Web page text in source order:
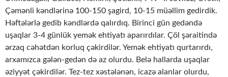
Çəmənli kəndlərinə 100-150 şagird, 10-15 müəllim gedirdik.
Həftələrlə gedib kəndlərdə qalırdıq. Birinci gün gedəndə
uşaqlar 3-4 günlük yemək ehtiyatı aparırdılar. Çöl şəraitində
ərzaq cəhətdən korluq çəkirdilər. Yemək ehtiyatı qurtarırdı,
arxamızca gələn-gedən də az olurdu. Belə hallarda uşaqlar
əziyyət çəkirdilər. Tez-tez xəstələnən, icazə alanlar olurdu,